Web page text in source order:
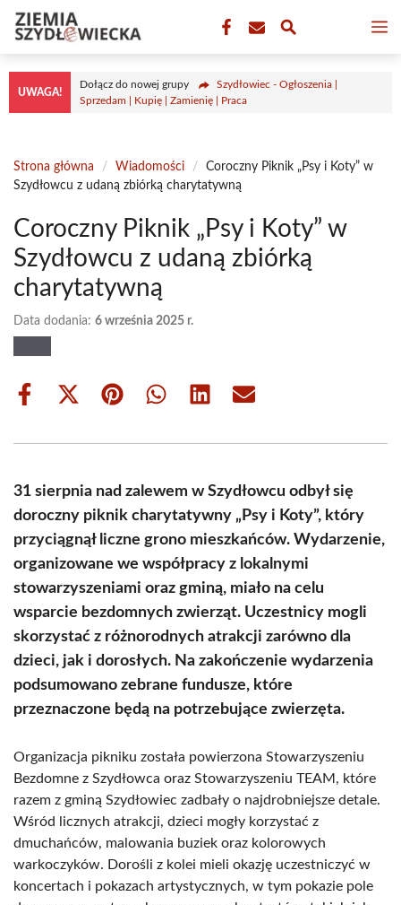
Przejdź
treści
UWAGA!
Dołącz do nowej grupy
Szydłowiec - Ogłoszenia |
Sprzedam | Kupię | Zamienię | Praca
Strona główna / Wiadomości /
Coroczny Piknik „Psy i Koty” w
Szydłowcu z udaną zbiórką charytatywną
Coroczny Piknik „Psy i Koty” w
Szydłowcu z udaną zbiórką
charytatywną
Data dodania: 6 września 2025 r.
Share
Share
(Twitter)
Share Share Share Share
31 sierpnia nad zalewem w Szydłowcu odbył się
doroczny piknik charytatywny „Psy i Koty”, który
przyciągnął liczne grono mieszkańców. Wydarzenie,
organizowane we współpracy z lokalnymi
stowarzyszeniami oraz gminą, miało na celu
wsparcie bezdomnych zwierząt. Uczestnicy mogli
skorzystać z różnorodnych atrakcji zarówno dla
dzieci, jak i dorosłych. Na zakończenie wydarzenia
podsumowano zebrane fundusze, które
przeznaczone będą na potrzebujące zwierzęta.
Organizacja pikniku została powierzona Stowarzyszeniu
Bezdomne z Szydłowca oraz Stowarzyszeniu TEAM, które
razem z gminą Szydłowiec zadbały o najdrobniejsze detale.
Wśród licznych atrakcji, dzieci mogły korzystać z
dmuchańców, malowania buziek oraz kolorowych
warkoczyków. Dorośli z kolei mieli okazję uczestniczyć w
koncertach i pokazach artystycznych, w tym pokazie pole